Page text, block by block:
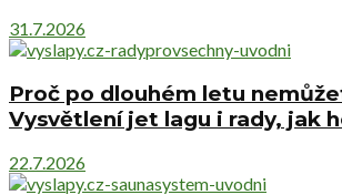
31.7.2026
Proč po dlouhém letu
Vysvětlení jet lagu i rady, jak
22.7.2026